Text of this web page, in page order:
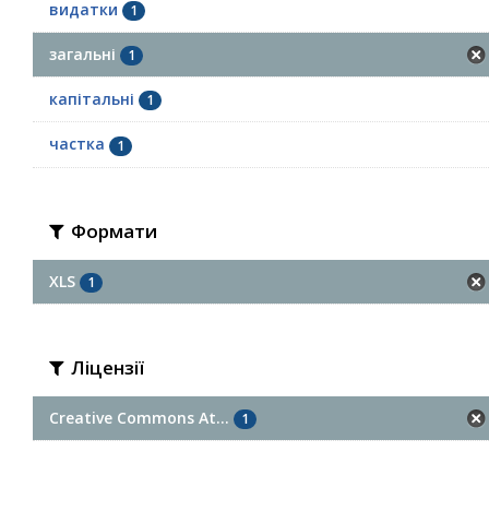
видатки 1
загальні 1
капітальні 1
частка 1
Формати
XLS 1
Ліцензії
Creative Commons At... 1